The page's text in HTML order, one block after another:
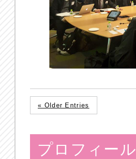
« Older Entries
プロフィール